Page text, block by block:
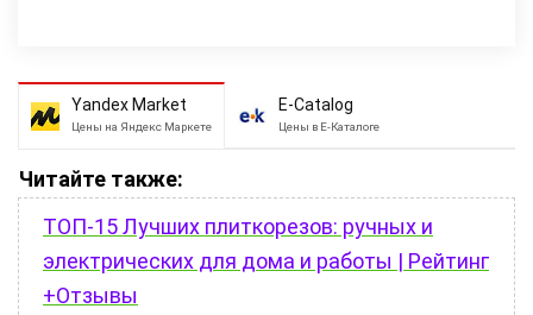
Yandex Market
Цены на Яндекс Маркете
E-Catalog
Цены в Е-Каталоге
Читайте также:
ТОП-15 Лучших плиткорезов: ручных и
электрических для дома и работы | Рейтинг
+Отзывы